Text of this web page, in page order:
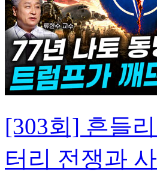
[303회] 흔들
터리 전쟁과